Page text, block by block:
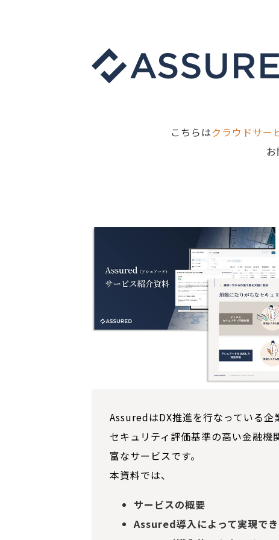
こちらはクラウドサー
AssuredはDX推進を行なっている企
セキュリティ評価基準の高い金融機
富なサービスです。
本資料では、
サービスの概要
Assured導入によって実現で